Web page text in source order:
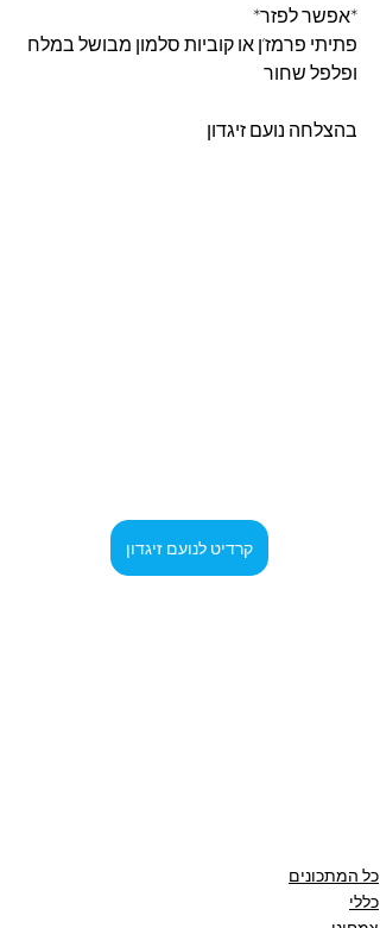
*אפשר לפזר*
פתיתי פרמז’ן או קוביות סלמון מבושל במלח
ופלפל שחור
בהצלחה נועם זיגדון
קרדיט לנועם זיגדון
כל המתכונים
כללי